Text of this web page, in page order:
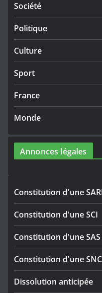
Société
Politique
Culture
Sport
France
Monde
Annonces légales
Constitution d'une
Constitution d'une SCI
Constitution d'une SAS
Constitution d'une SNC
Dissolution anticipée